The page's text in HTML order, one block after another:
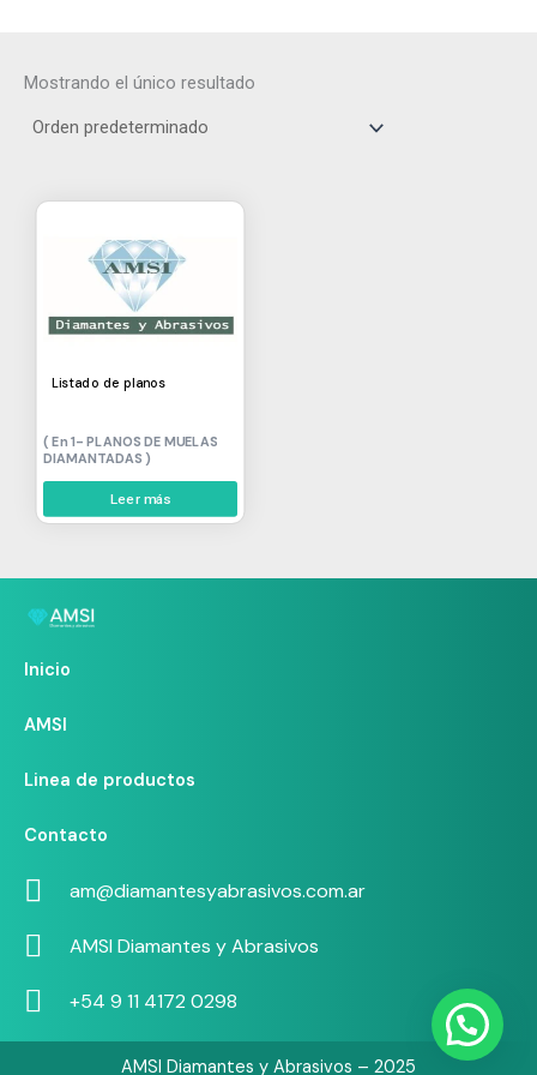
Mostrando el único resultado
Listado de planos
1- PLANOS DE MUELAS
DIAMANTADAS
Leer más
Inicio
AMSI
Linea de productos
Contacto
am@diamantesyabrasivos.com.ar
AMSI Diamantes y Abrasivos
+54 9 11 4172 0298
AMSI Diamantes y Abrasivos – 2025